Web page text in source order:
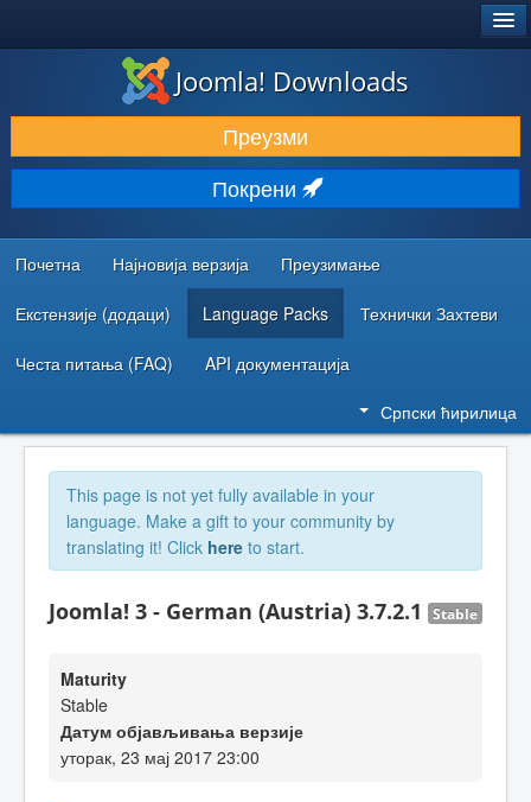
ПРЕУЗИМАЊЕ И ПРОШИРЕЊА (ЕКСТЕНЗИЈЕ)
ОТКРИЈТЕ И НАУЧИТЕ
ЗАЈЕДНИЦА И ПОДРШКА
РЕСУРСИ ЗА РАЗВОЈ
Joomla! Downloads
Преузми
Покрени
Почетна Најновија верзија Преузимање
Екстензије (додаци) Language Packs Технички Захтеви
Честа питања (FAQ) API документација
Српски ћирилица
This page is not yet fully available in your
language. Make a gift to your community by
translating it! Click here to start.
Joomla! 3 - German (Austria) 3.7.2.1 Stable
Maturity
Stable
Датум објављивања верзије
уторак, 23 мај 2017 23:00